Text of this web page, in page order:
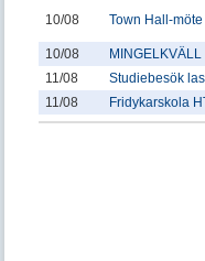
10/08 Town Hall-möte
10/08
11/08
Studiebesök
11/08
Fridykarskola